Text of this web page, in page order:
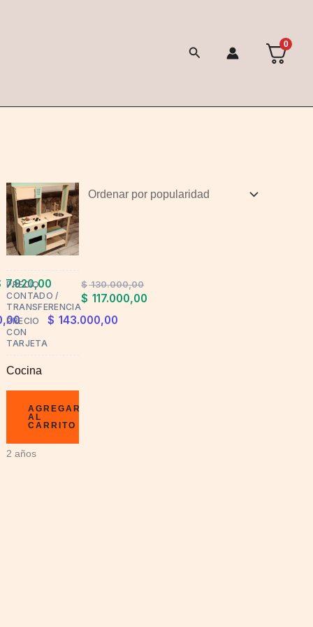
Buscar 0
7.920,00
PRECIO
CONTADO /
TRANSFERENCIA
$130.000,00
$ 117.000,00
PRECIO
CON
TARJETA
$ 143.000,00
Cocina
AGREGAR
AL
CARRITO
2 años